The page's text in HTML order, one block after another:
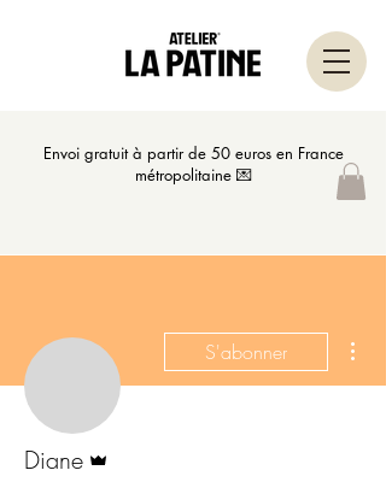
Envoi gratuit à partir de 50 euros en France
métropolitaine 💌
S'abonner
Diane